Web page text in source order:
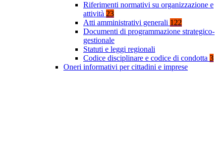
Riferimenti normativi su organizzazione e
attività 23
Atti amministrativi generali 122
Documenti di programmazione strategico-
gestionale
Statuti e leggi regionali
Codice disciplinare e codice di condotta 3
Oneri informativi per cittadini e imprese